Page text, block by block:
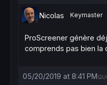
Nicolas Keymaster
ProScreener génère
comprends pas bien la
05/20/2019 at 8:41 PM